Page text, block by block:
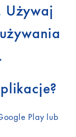
Używaj
Play lub